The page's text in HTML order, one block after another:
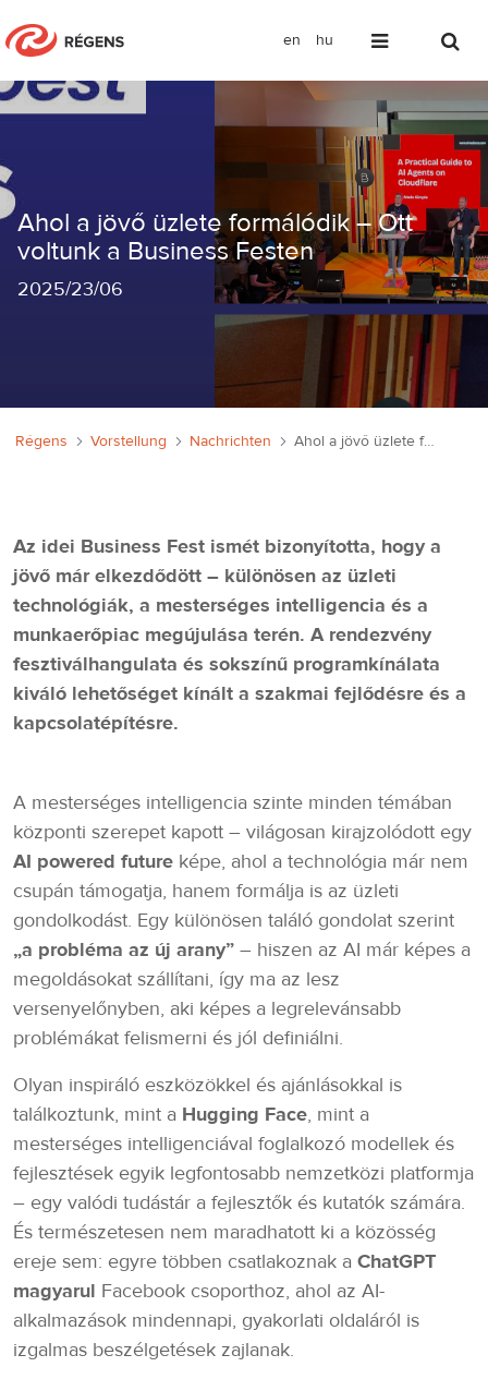
en hu
Ahol a jövő üzlete formálódik – Ott
Régens Vorstellung Nachrichten Ahol a jövő üzlete formálódik – Ott voltunk a Business Festen
Ahol a jövő üzlete formálódik – Ott
voltunk a Business Festen
2025/23/06
Az idei Business Fest ismét bizonyította, hogy a
jövő már elkezdődött – különösen az üzleti
technológiák, a mesterséges intelligencia és a
munkaerőpiac megújulása terén. A rendezvény
fesztiválhangulata és sokszínű programkínálata
kiváló lehetőséget kínált a szakmai fejlődésre és a
kapcsolatépítésre.
A mesterséges intelligencia szinte minden témában
központi szerepet kapott – világosan kirajzolódott egy
AI powered future képe, ahol a technológia már nem
csupán támogatja, hanem formálja is az üzleti
gondolkodást. Egy különösen találó gondolat szerint
„a probléma az új arany” – hiszen az AI már képes a
megoldásokat szállítani, így ma az lesz
versenyelőnyben, aki képes a legrelevánsabb
problémákat felismerni és jól definiálni.
Olyan inspiráló eszközökkel és ajánlásokkal is
találkoztunk, mint a Hugging Face, mint a
mesterséges intelligenciával foglalkozó modellek és
fejlesztések egyik legfontosabb nemzetközi platformja
– egy valódi tudástár a fejlesztők és kutatók számára.
És természetesen nem maradhatott ki a közösség
ereje sem: egyre többen csatlakoznak a ChatGPT
magyarul Facebook csoporthoz, ahol az AI-
alkalmazások mindennapi, gyakorlati oldaláról is
izgalmas beszélgetések zajlanak.